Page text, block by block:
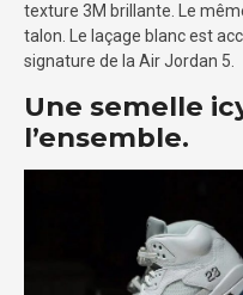
texture 3M brillante. Le
talon. Le laçage blanc est
signature de la Air Jordan 5.
Une semelle
l’ensemble.